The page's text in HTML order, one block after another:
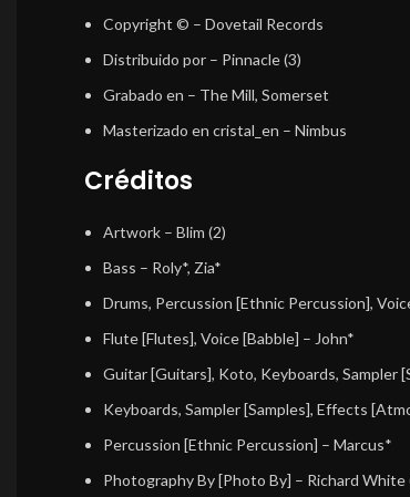
Copyright © – Dovetail Records
Distribuido por – Pinnacle (3)
Grabado en – The Mill, Somerset
Masterizado en cristal_en – Nimbus
Créditos
Artwork – Blim (2)
Bass – Roly*, Zia*
Drums, Percussion [Ethnic Percussion],
Flute [Flutes], Voice [Babble] – John*
Guitar [Guitars], Koto, Keyboards, Sampler
Keyboards, Sampler [Samples], Effects
Percussion [Ethnic Percussion] – Marcus*
Photography By [Photo By] – Richard White